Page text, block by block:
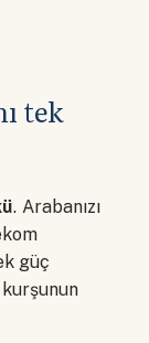
tek
. Arabanızı
güç